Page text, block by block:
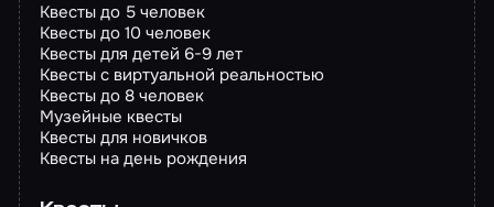
Квесты до 5 человек
Квесты до 10 человек
Квесты для детей 6-9 лет
Квесты с виртуальной реальностью
Квесты до 8 человек
Музейные квесты
Квесты для новичков
Квесты на день рождения